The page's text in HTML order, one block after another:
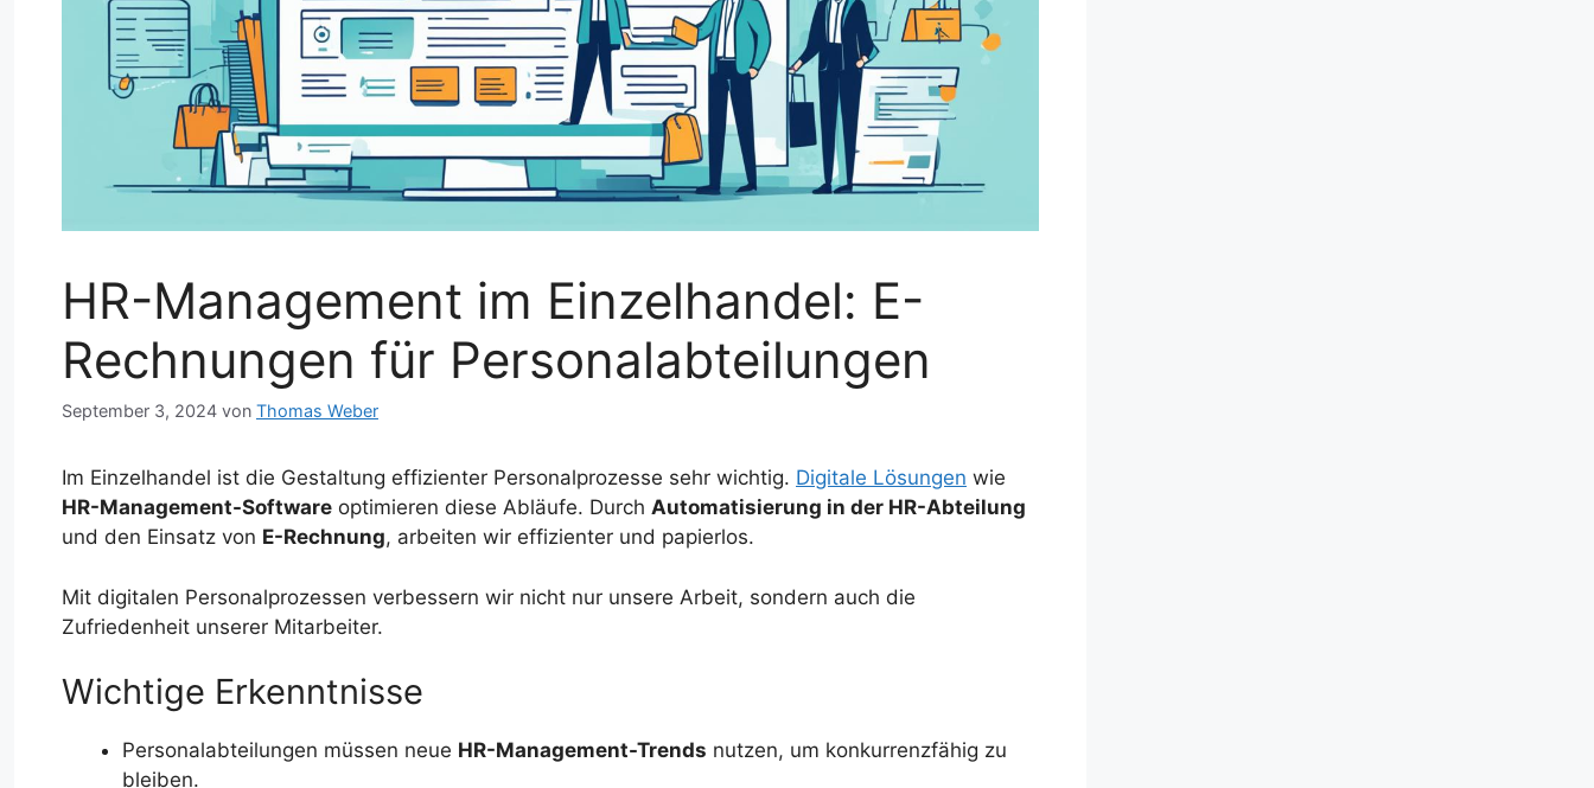
HR-Management im Einzelhandel: E-
Rechnungen für Personalabteilungen
September 3, 2024 von Thomas Weber
Im Einzelhandel ist die Gestaltung effizienter Personalprozesse sehr wichtig. Digitale Lösungen wie
HR-Management-Software optimieren diese Abläufe. Durch Automatisierung in der HR-Abteilung
und den Einsatz von E-Rechnung, arbeiten wir effizienter und papierlos.
Mit digitalen Personalprozessen verbessern wir nicht nur unsere Arbeit, sondern auch die
Zufriedenheit unserer Mitarbeiter.
Wichtige Erkenntnisse
Personalabteilungen müssen neue HR-Management-Trends nutzen, um konkurrenzfähig zu
bleiben.